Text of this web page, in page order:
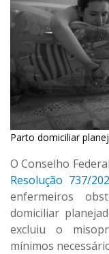
Parto domiciliar
O Conselho
Resolução 737/
enfermeiros
domiciliar
excluiu o
mínimos